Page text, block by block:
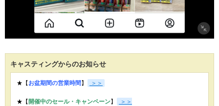
キャスティングからのお知らせ
★【 お盆期間の営業時間 】 ＞＞
★【 開催中のセール・キャンペーン】 ＞＞